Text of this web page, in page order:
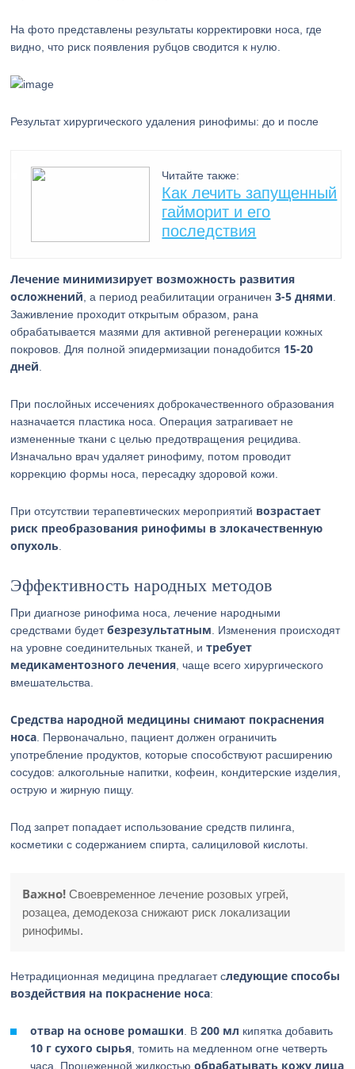
На фото представлены результаты корректировки носа, где
видно, что риск появления рубцов сводится к нулю.
Результат хирургического удаления ринофимы: до и после
Читайте также:
Как лечить запущенный
гайморит и его
последствия
Лечение минимизирует возможность развития
осложнений , а период реабилитации ограничен3-5 днями
Заживление проходит открытым образом, рана
обрабатывается мазями для активной регенерации кожных
покровов. Для полной эпидермизации понадобится 15-20
дней
При послойных иссечениях доброкачественного образования
назначается пластика носа. Операция затрагивает не
измененные ткани с целью предотвращения рецидива.
Изначально врач удаляет ринофиму, потом проводит
коррекцию формы носа, пересадку здоровой кожи.
При отсутствии терапевтических мероприятий возрастает
риск преобразования ринофимы в злокачественную
опухоль
Эффективность народных методов
При диагнозе ринофима носа, лечение народными
средствами будетбезрезультатным . Изменения происходят
на уровне соединительных тканей, итребует
медикаментозного лечения , чаще всего хирургического
вмешательства.
Средства народной медицины снимают покраснения
носа . Первоначально, пациент должен ограничить
употребление продуктов, которые способствуют расширению
сосудов: алкогольные напитки, кофеин, кондитерские изделия,
острую и жирную пищу.
Под запрет попадает использование средств пилинга,
косметики с содержанием спирта, салициловой кислоты.
Важно! Своевременное лечение розовых угрей,
розацеа, демодекоза снижают риск локализации
ринофимы.
Нетрадиционная медицина предлагает следующие способы
воздействия на покраснение носа:
отвар на основе ромашки . В200 мл кипятка добавить
10 г сухого сырья , томить на медленном огне четверть
часа. Процеженной жидкостьюобрабатывать кожу лица